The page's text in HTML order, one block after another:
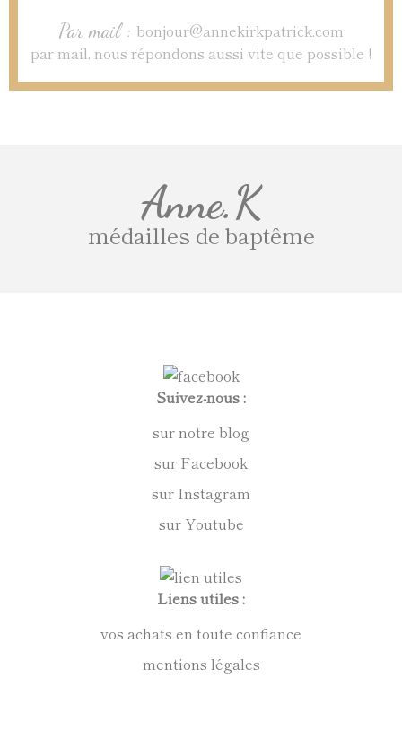
Par mail : bonjour@annekirkpatrick.com
par mail, nous répondons aussi vite que possible !
Anne.K
médailles de baptême
Suivez-nous :
sur notre blog
sur Facebook
sur Instagram
sur Youtube
Liens utiles :
vos achats en toute confiance
mentions légales